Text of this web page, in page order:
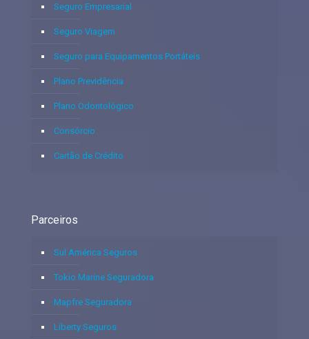
Seguro Empresarial
Seguro Viagem
Seguro para Equipamentos Portáteis
Plano Previdência
Plano Odontológico
Consórcio
Cartão de Crédito
Parceiros
Sul América Seguros
Tokio Marine Seguradora
Mapfre Seguradora
Liberty Seguros